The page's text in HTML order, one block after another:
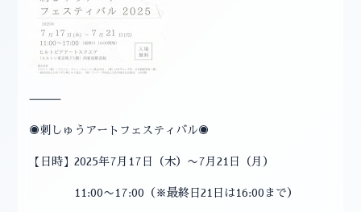
⸻
◉刺しゅうアートフェスティバル◉
【日時】2025年7月17日（木）〜7月21日（月）
11:00〜17:00（※最終日21日は16:00まで）